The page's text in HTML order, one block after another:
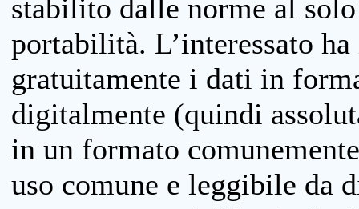
stabilito dalle norme al
portabilità. L’interessato
gratuitamente i dati in
digitalmente (quindi
in un formato
uso comune e leggibile da